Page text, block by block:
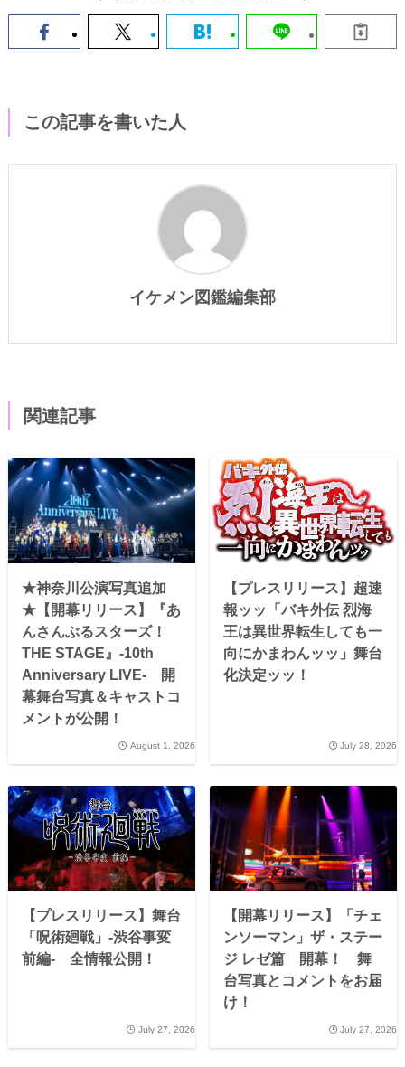
この記事を書いた人
イケメン図鑑編集部
関連記事
★神奈川公演写真追加
★【開幕リリース】『あ
んさんぶるスターズ！
THE STAGE』-10th
Anniversary LIVE- 開
幕舞台写真＆キャストコ
メントが公開！
August 1, 2026
【プレスリリース】超速
報ッッ「バキ外伝 烈海
王は異世界転生しても一
向にかまわんッッ」舞台
化決定ッッ！
July 28, 2026
【プレスリリース】舞台
「呪術廻戦」-渋谷事変
前編- 全情報公開！
July 27, 2026
【開幕リリース】「チェ
ンソーマン」ザ・ステー
ジ レゼ篇 開幕！ 舞
台写真とコメントをお届
け！
July 27, 2026